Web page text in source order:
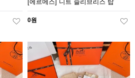
[에르메스] 니트 슬리브리스 탑
0원